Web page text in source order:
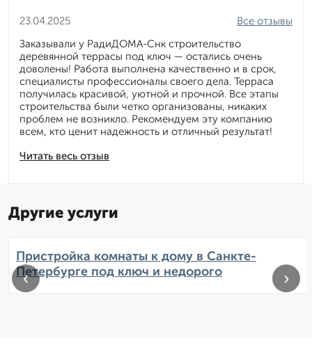
23.04.2025
Читать весь отзыв
Все отзывы
Заказывали у РадиДОМА-Снк строительство
деревянной террасы под ключ — остались очень
доволены! Работа выполнена качественно и в срок,
специалисты профессионалы своего дела. Терраса
получилась красивой, уютной и прочной. Все этапы
строительства были четко организованы, никаких
проблем не возникло. Рекомендуем эту компанию
всем, кто ценит надежность и отличный результат!
Другие услуги
Пристройка комнаты к дому в Санкте-
Петербурге под ключ и недорого
‹ ›